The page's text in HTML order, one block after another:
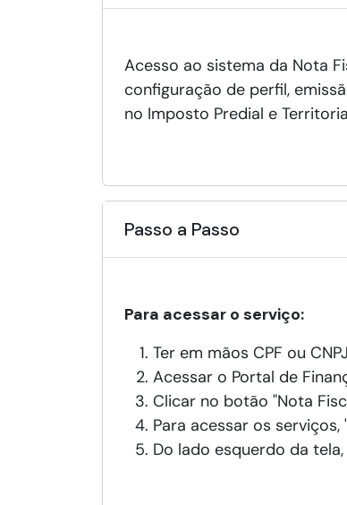
Acesso ao sistema da Nota
configuração de perfil,
no Imposto Predial e
Passo a Passo
Para acessar o serviço:
Ter em mãos CPF ou
Acessar o Portal de
Clicar no botão "Nota
Para acessar os serviços,
Do lado esquerdo da